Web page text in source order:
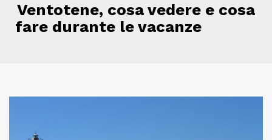
Ventotene, cosa vedere e cosa
fare durante le vacanze